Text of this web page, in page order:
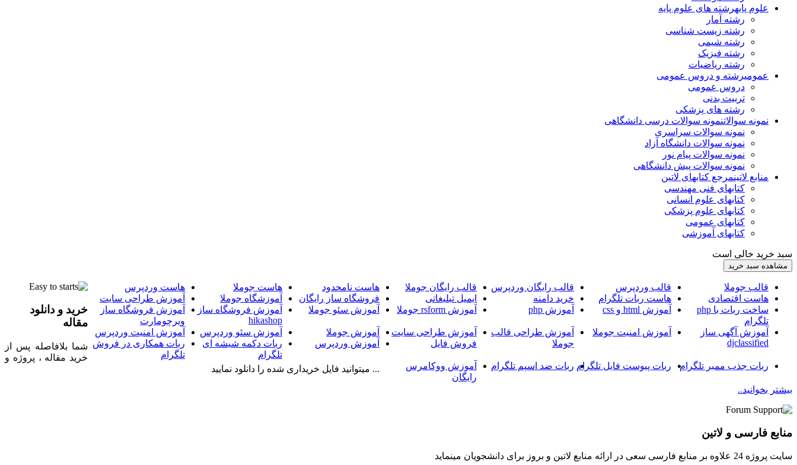
علوم پایهرشته های علوم پایه
رشته آمار
رشته زیست شناسی
رشته شیمی
رشته فیزیک
رشته ریاضیات
عمومیرشته و دروس عمومی
دروس عمومی
تربیت بدنی
رشته های پزشکی
نمونه سوالاتنمونه سوالات درسی دانشگاهی
نمونه سوالات سراسری
نمونه سوالات دانشگاه آزاد
نمونه سوالات پیام نور
نمونه سوالات پیش دانشگاهی
منابع لاتینمرجع کتابهای لاتین
کتابهای فنی مهندسی
کتابهای علوم انسانی
کتابهای علوم پزشکی
کتابهای عمومی
کتابهای آموزشی
سبد خرید خالی است
قالب جوملا قالب وردپرس قالب رایگان وردپرس قالب رایگان جوملا هاست نامحدود هاست جوملا
هاست وردپرس
هاست اقتصادی
هاست ربات تلگرام خرید دامنه ایمیل تبلیغاتی فروشگاه ساز رایگان آموزشگاه جوملا
آموزش طراحی سایت
ساخت ربات با php
تلگرام
آموزش html و css آموزش php آموزش rsform جوملا آموزش سئو جوملا
آموزش فروشگاه ساز
hikashop
آموزش فروشگاه ساز
ویرچومارت
آموزش آگهی ساز
djclassified
آموزش امنیت جوملا
آموزش طراحی قالب
جوملا
آموزش طراحی سایت
فروش فایل
آموزش جوملا آموزش سئو وردپرس
آموزش امنیت وردپرس
آموزش وردپرس
ربات دکمه شیشه ای
تلگرام
ربات همکاری در فروش
تلگرام
ربات جذب ممبر تلگرام
ربات پیوست فایل تلگرام ربات ضد اسپم تلگرام
آموزش ووکامرس
رایگان
خرید و دانلود
مقاله
شما بلافاصله پس از
خرید مقاله ، پروژه و
... میتوانید فایل خریداری شده را دانلود نمایید
بیشتر بخوانید..
منابع فارسی و لاتین
سایت پروژه 24 علاوه بر منابع فارسی سعی در ارائه منابع لاتین و بروز برای دانشجویان مینماید